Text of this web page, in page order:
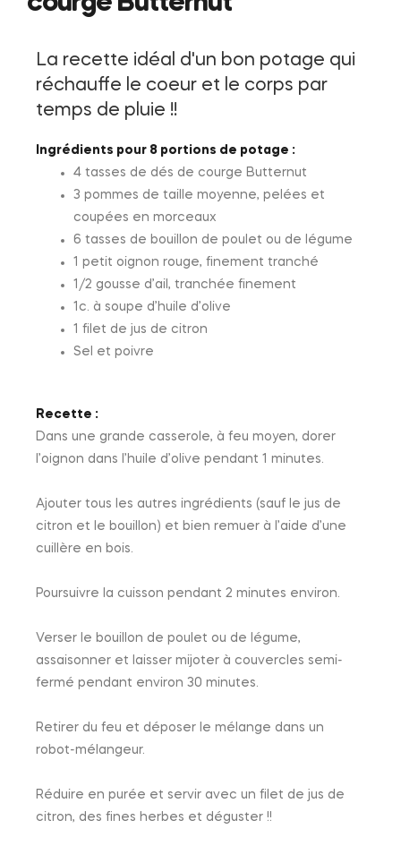
La recette idéal d'un bon potage qui
réchauffe le coeur et le corps par
temps de pluie !!
Ingrédients pour 8 portions de potage :
4 tasses de dés de courge Butternut
3 pommes de taille moyenne, pelées et
coupées en morceaux
6 tasses de bouillon de poulet ou de légume
1 petit oignon rouge, finement tranché
1/2 gousse d’ail, tranchée finement
1c. à soupe d’huile d’olive
1 filet de jus de citron
Sel et poivre
Recette :
Dans une grande casserole, à feu moyen, dorer
l’oignon dans l’huile d’olive pendant 1 minutes.
Ajouter tous les autres ingrédients (sauf le jus de
citron et le bouillon) et bien remuer à l’aide d’une
cuillère en bois.
Poursuivre la cuisson pendant 2 minutes environ.
Verser le bouillon de poulet ou de légume,
assaisonner et laisser mijoter à couvercles semi-
fermé pendant environ 30 minutes.
Retirer du feu et déposer le mélange dans un
robot-mélangeur.
Réduire en purée et servir avec un filet de jus de
citron, des fines herbes et déguster !!